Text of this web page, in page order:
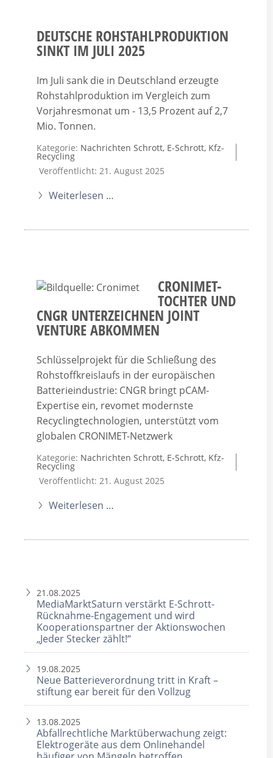
DEUTSCHE ROHSTAHLPRODUKTION
SINKT IM JULI 2025
Im Juli sank die in Deutschland erzeugte
Rohstahlproduktion im Vergleich zum
Vorjahresmonat um - 13,5 Prozent auf 2,7
Mio. Tonnen.
Kategorie: Nachrichten Schrott, E-Schrott, Kfz-
Recycling
Veröffentlicht: 21. August 2025
Weiterlesen …
CRONIMET-
TOCHTER UND
CNGR UNTERZEICHNEN JOINT
VENTURE ABKOMMEN
Schlüsselprojekt für die Schließung des
Rohstoffkreislaufs in der europäischen
Batterieindustrie: CNGR bringt pCAM-
Expertise ein, revomet modernste
Recyclingtechnologien, unterstützt vom
globalen CRONIMET-Netzwerk
Kategorie: Nachrichten Schrott, E-Schrott, Kfz-
Recycling
Veröffentlicht: 21. August 2025
Weiterlesen …
21.08.2025
MediaMarktSaturn verstärkt E-Schrott-
Rücknahme-Engagement und wird
Kooperationspartner der Aktionswochen
„Jeder Stecker zählt!“
19.08.2025
Neue Batterieverordnung tritt in Kraft –
stiftung ear bereit für den Vollzug
13.08.2025
Abfallrechtliche Marktüberwachung zeigt:
Elektrogeräte aus dem Onlinehandel